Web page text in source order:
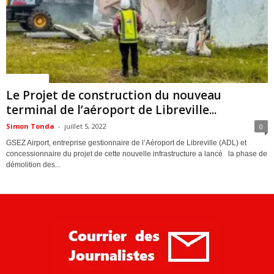
Le Projet de construction du nouveau
terminal de l’aéroport de Libreville...
Simon Tonda - juillet 5, 2022 0
GSEZ Airport, entreprise gestionnaire de l’Aéroport de Libreville (ADL) et
concessionnaire du projet de cette nouvelle infrastructure a lancé la phase de
démolition des...